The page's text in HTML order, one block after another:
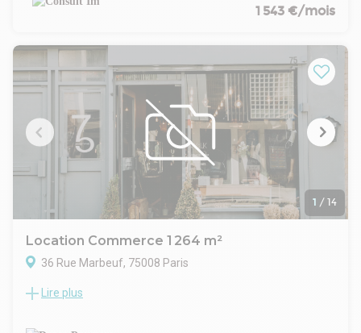
Consult'im vous propose à toute proximité du métro
espace de vente ouvert éclairé par la vitrine. Sanitaire
commun dans la cour.
Une cave 26.15 m² complète ce bien
CONDITIONS FINANCIERES
Bail : 3/6/9 ans
Loyer mensuel : 1543 € HT HC
Disponibilité : Immédiate
1 543 €/mois
1 / 14
Location Commerce 1 264 m²
36 Rue Marbeuf, 75008 Paris
Immeuble de bureaux
Lire plus